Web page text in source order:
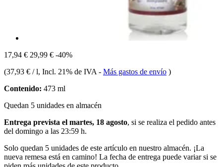
17,94 € 29,99 € -40%
(37,93 € / l, Incl. 21% de IVA - Más gastos de envío )
Contenido: 473 ml
Quedan 5 unidades en almacén
Entrega prevista el martes, 18 agosto, si se realiza el pedido antes
del domingo a las 23:59 h.
Solo quedan 5 unidades de este artículo en nuestro almacén. ¡La
nueva remesa está en camino! La fecha de entrega puede variar si se